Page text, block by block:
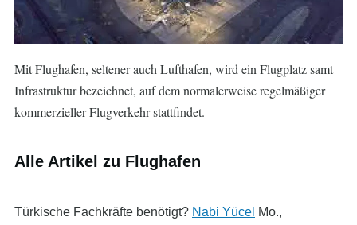
Mit Flughafen, seltener auch Lufthafen, wird ein Flugplatz samt
Infrastruktur bezeichnet, auf dem normalerweise regelmäßiger
kommerzieller Flugverkehr stattfindet.
Alle Artikel zu Flughafen
Türkische Fachkräfte benötigt? Nabi Yücel Mo.,